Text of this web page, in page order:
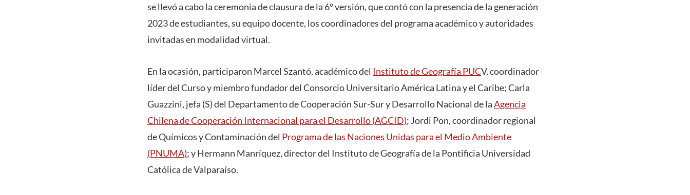
se llevó a cabo la ceremonia de clausura de la 6° versión, que contó con la presencia de la generación
2023 de estudiantes, su equipo docente, los coordinadores del programa académico y autoridades
invitadas en modalidad virtual.
En la ocasión, participaron Marcel Szantó, académico del Instituto de Geografía PUCV, coordinador
líder del Curso y miembro fundador del Consorcio Universitario América Latina y el Caribe; Carla
Guazzini, jefa (S) del Departamento de Cooperación Sur-Sur y Desarrollo Nacional de laAgencia
Chilena de Cooperación Internacional para el Desarrollo (AGCID); Jordi Pon, coordinador regional
de Químicos y Contaminación del Programa de las Naciones Unidas para el Medio Ambiente
(PNUMA); y Hermann Manríquez, director del Instituto de Geografía de la Pontificia Universidad
Católica de Valparaíso.